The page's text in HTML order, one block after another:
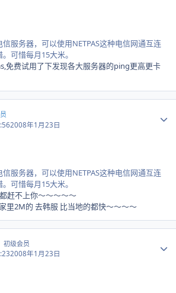
服务器，可以使用NETPAS这种电信网通互连
可惜每月15大米。
免费试用了下发现各大服务器的ping更高更卡
2008年1月23日
服务器，可以使用NETPAS这种电信网通互连
可惜每月15大米。
赶不上你～～～～～
里2M的 去韩服 比当地的都快～～～～
初级会员
2008年1月23日